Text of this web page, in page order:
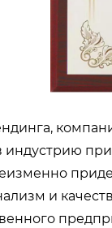
индустрию
и